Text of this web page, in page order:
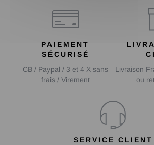
PAIEMENT
SÉCURISÉ
CB / Paypal / 3 et 4 X sans
frais / Virement
Livraison
ou
SERVICE CLIENT